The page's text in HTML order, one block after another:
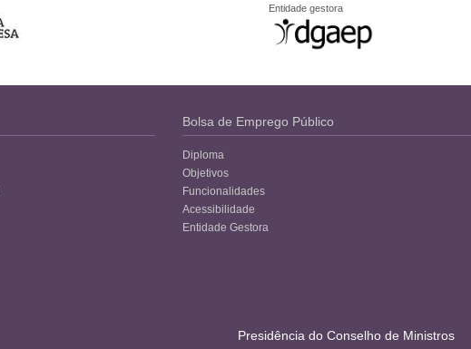
Entidade gestora
Bolsa de Emprego Público
Diploma
Objetivos
Funcionalidades
Acessibilidade
Entidade Gestora
Presidência do Conselho de Ministros